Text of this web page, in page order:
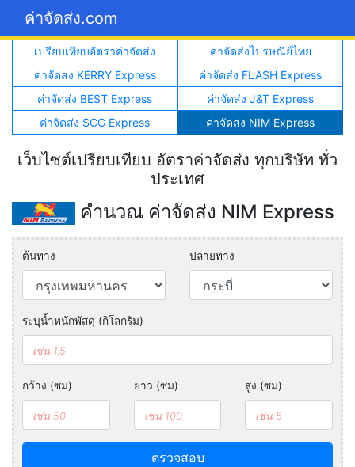
ค่าจัดส่ง.com
เปรียบเทียบอัตราค่าจัดส่ง
ค่าจัดส่งไปรษณีย์ไทย
ค่าจัดส่ง KERRY Express
ค่าจัดส่ง FLASH Express
ค่าจัดส่ง BEST Express
ค่าจัดส่ง J&T Express
ค่าจัดส่ง SCG Express
ค่าจัดส่ง NIM Express
เว็บไซต์เปรียบเทียบ อัตราค่าจัดส่ง ทุกบริษัท ทั่ว
ประเทศ
คำนวณ ค่าจัดส่ง NIM Express
ต้นทาง ปลายทาง
ระบุน้ำหนักพัสดุ (กิโลกรัม)
กว้าง (ซม) ยาว (ซม) สูง (ซม)
ตรวจสอบ